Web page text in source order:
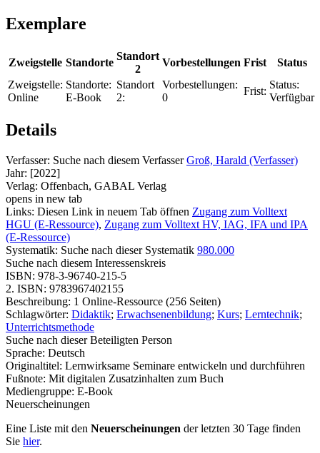
Exemplare
Zweigstelle Standorte
Standort
2
Vorbestellungen Frist
Status
Zweigstelle:
Online
Standorte:
E-Book
Standort
2:
Vorbestellungen:
0
Frist:
Status:
Verfügbar
Details
Verfasser: Suche nach diesem Verfasser Groß, Harald (Verfasser)
Jahr: [2022]
Verlag: Offenbach, GABAL Verlag
opens in new tab
Links: Diesen Link in neuem Tab öffnen Zugang zum Volltext
HGU (E-Ressource), Zugang zum Volltext HV, IAG, IFA und IPA
(E-Ressource)
Systematik: Suche nach dieser Systematik 980.000
Suche nach diesem Interessenskreis
ISBN: 978-3-96740-215-5
2. ISBN: 9783967402155
Beschreibung: 1 Online-Ressource (256 Seiten)
Schlagwörter: Didaktik; Erwachsenenbildung; Kurs; Lerntechnik;
Unterrichtsmethode
Suche nach dieser Beteiligten Person
Sprache: Deutsch
Originaltitel: Lernwirksame Seminare entwickeln und durchführen
Fußnote: Mit digitalen Zusatzinhalten zum Buch
Mediengruppe: E-Book
Neuerscheinungen
Eine Liste mit den Neuerscheinungen der letzten 30 Tage finden
Sie hier.